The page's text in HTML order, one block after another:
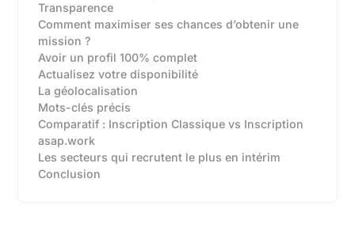
Transparence
Comment maximiser ses chances d’obtenir une
mission ?
Avoir un profil 100% complet
Actualisez votre disponibilité
La géolocalisation
Mots-clés précis
Comparatif : Inscription Classique vs Inscription
asap.work‍
Les secteurs qui recrutent le plus en intérim
Conclusion